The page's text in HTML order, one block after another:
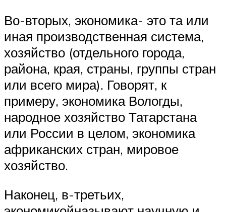
Во-вторых, экономика- это та или
иная производственная система,
хозяйство (отдельного города,
района, края, страны, группы стран
или всего мира). Говорят, к
примеру, экономика Вологды,
народное хозяйство Татарстана
или России в целом, экономика
африканских стран, мировое
хозяйство.
Наконец, в-третьих,